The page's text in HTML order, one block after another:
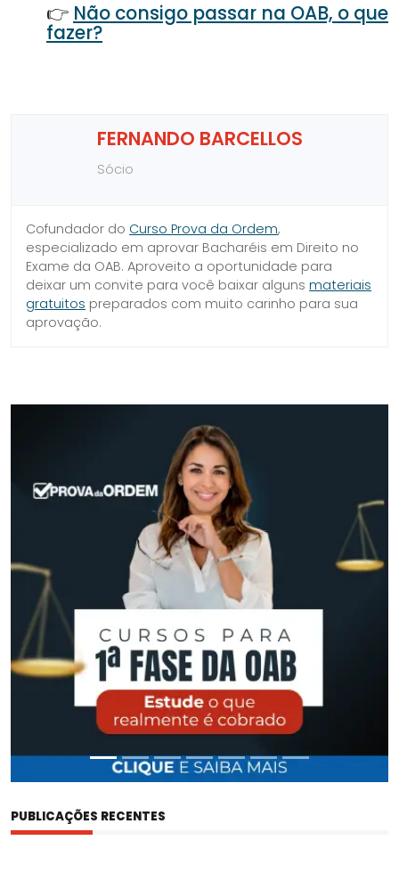
👉 Não consigo passar na OAB, o que
fazer?
FERNANDO BARCELLOS
Sócio
Cofundador do Curso Prova da Ordem,
especializado em aprovar Bacharéis em Direito no
Exame da OAB. Aproveito a oportunidade para
deixar um convite para você baixar alguns materiais
gratuitos preparados com muito carinho para sua
aprovação.
SIDEBAR
ORDEM
LINKS
PUBLICAÇÕES RECENTES